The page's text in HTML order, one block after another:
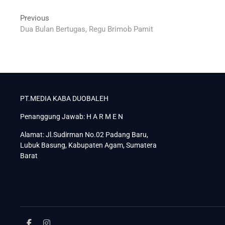
Navigasi
pos
Previous
post:
Dua Bulan Bertugas, Regu Brimob Pamit
PT.MEDIA KABA DUOBALEH
Penanggung Jawab: H A R M E N
Alamat: Jl.Sudirman No.02 Padang Baru,
Lubuk Basung, Kabupaten Agam, Sumatera
Barat
facebook
instagram